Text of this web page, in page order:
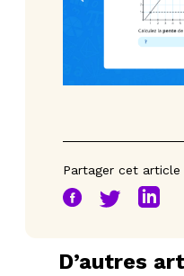
Partager cet article
D’autres